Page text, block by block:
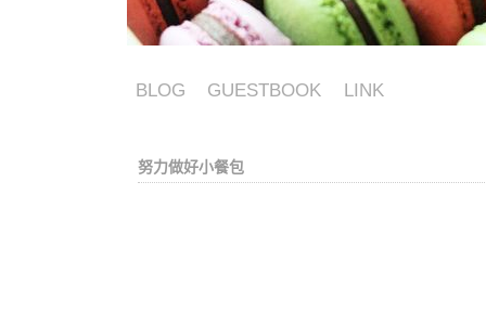
BLOG GUESTBOOK LINK
努力做好小餐包